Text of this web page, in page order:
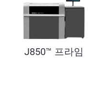
J850™ 프라임